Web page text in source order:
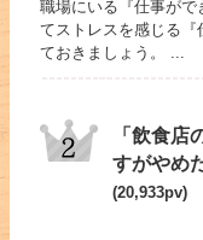
職場にいる『仕事が
てストレスを感じる『
ておきましょう。 ...
「飲食店
すがやめ
(20,933pv)